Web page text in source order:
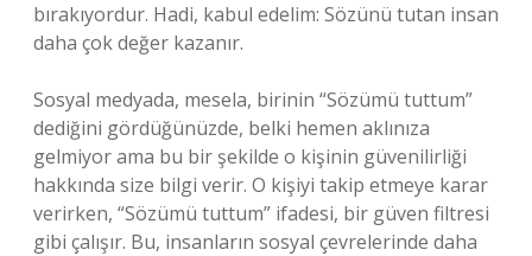
bırakıyordur. Hadi, kabul edelim: Sözünü tutan insan
daha çok değer kazanır.
Sosyal medyada, mesela, birinin “Sözümü tuttum”
dediğini gördüğünüzde, belki hemen aklınıza
gelmiyor ama bu bir şekilde o kişinin güvenilirliği
hakkında size bilgi verir. O kişiyi takip etmeye karar
verirken, “Sözümü tuttum” ifadesi, bir güven filtresi
gibi çalışır. Bu, insanların sosyal çevrelerinde daha